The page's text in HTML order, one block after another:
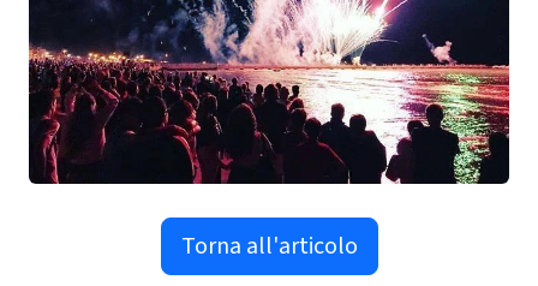
Torna all'articolo